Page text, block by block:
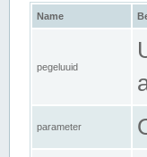
Name
pegeluuid
parameter